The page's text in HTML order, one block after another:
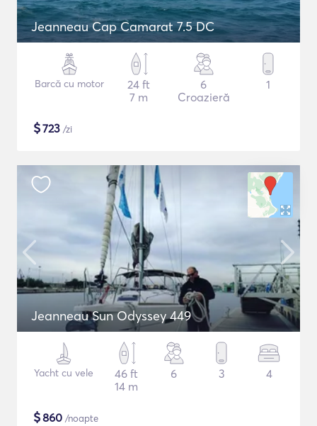
Jeanneau Cap Camarat 7.5 DC
Barcă cu motor
24 ft
7 m
6
Croazieră
1
$723 /zi
Jeanneau Sun Odyssey 449
Yacht cu vele
46 ft
14 m
6 3 4
$860 /noapte